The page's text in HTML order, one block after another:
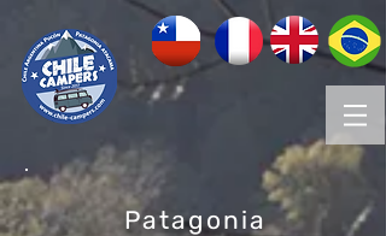
Patagonia